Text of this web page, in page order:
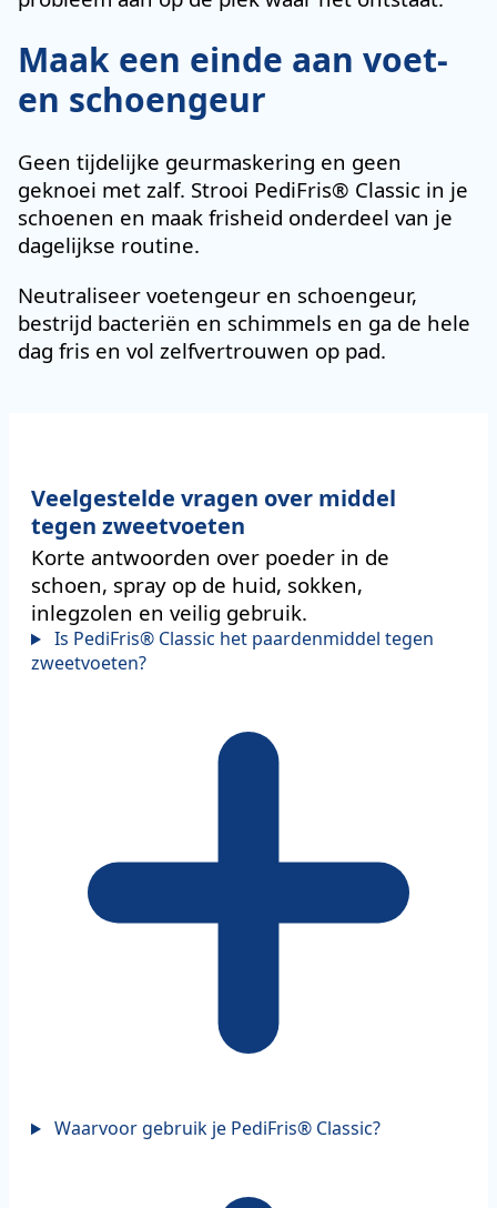
Maak een einde aan voet-
en schoengeur
Geen tijdelijke geurmaskering en geen
geknoei met zalf. Strooi PediFris® Classic in je
schoenen en maak frisheid onderdeel van je
dagelijkse routine.
Neutraliseer voetengeur en schoengeur,
bestrijd bacteriën en schimmels en ga de hele
dag fris en vol zelfvertrouwen op pad.
Veelgestelde vragen over middel
tegen zweetvoeten
Korte antwoorden over poeder in de
schoen, spray op de huid, sokken,
inlegzolen en veilig gebruik.
Is PediFris® Classic het paardenmiddel tegen
zweetvoeten?
Waarvoor gebruik je PediFris® Classic?